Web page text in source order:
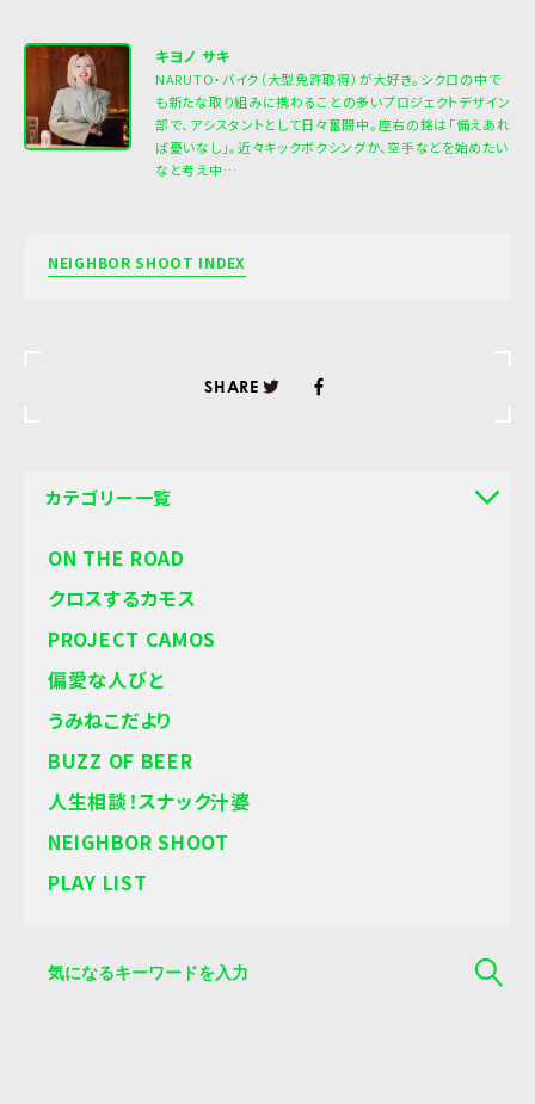
キヨノ サキ
NARUTO・バイク（大型免許取得）が大好き。シクロの中で
も新たな取り組みに携わることの多いプロジェクトデザイン
部で、アシスタントとして日々奮闘中。座右の銘は「備えあれ
ば憂いなし」。近々キックボクシングか、空手などを始めたい
なと考え中…
NEIGHBOR SHOOT INDEX
SHARE
カテゴリー一覧
ON THE ROAD
クロスするカモス
PROJECT CAMOS
偏愛な人びと
うみねこだより
BUZZ OF BEER
人生相談！スナック汁婆
NEIGHBOR SHOOT
PLAY LIST